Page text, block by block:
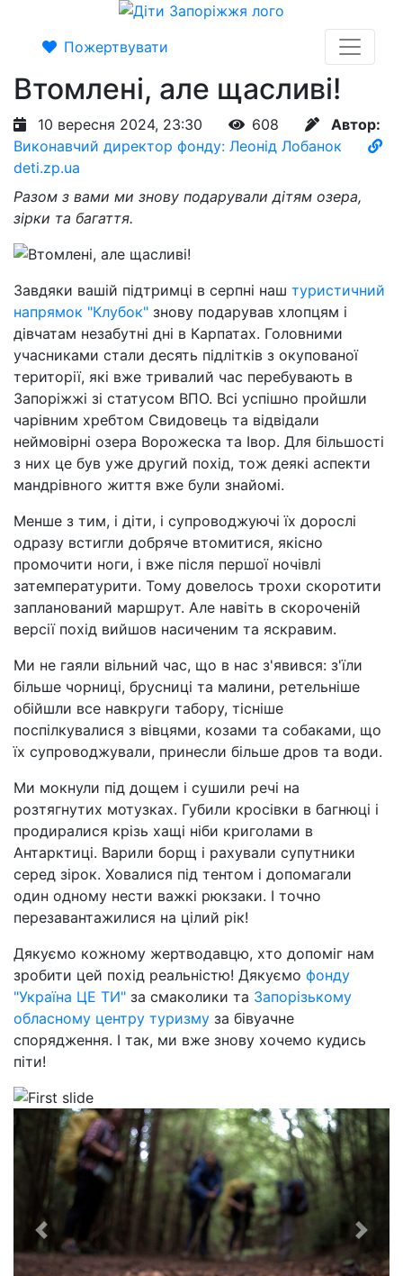
Пожертвувати
Втомлені, але щасливі!
10 вересня 2024, 23:30 608
Автор:
Виконавчий директор фонду: Леонід Лобанок
deti.zp.ua
Разом з вами ми знову подарували дітям озера,
зірки та багаття.
Завдяки вашій підтримці в серпні наш туристичний
напрямок "Клубок" знову подарував хлопцям і
дівчатам незабутні дні в Карпатах. Головними
учасниками стали десять підлітків з окупованої
території, які вже тривалий час перебувають в
Запоріжжі зі статусом ВПО. Всі успішно пройшли
чарівним хребтом Свидовець та відвідали
неймовірні озера Ворожеска та Івор. Для більшості
з них це був уже другий похід, тож деякі аспекти
мандрівного життя вже були знайомі.
Менше з тим, і діти, і супроводжуючі їх дорослі
одразу встигли добряче втомитися, якісно
промочити ноги, і вже після першої ночівлі
затемпературити. Тому довелось трохи скоротити
запланований маршрут. Але навіть в скороченій
версії похід вийшов насиченим та яскравим.
Ми не гаяли вільний час, що в нас з'явився: з'їли
більше чорниці, брусниці та малини, ретельніше
обійшли все навкруги табору, тісніше
поспілкувалися з вівцями, козами та собаками, що
їх супроводжували, принесли більше дров та води.
Ми мокнули під дощем і сушили речі на
розтягнутих мотузках. Губили кросівки в багнюці і
продиралися крізь хащі ніби криголами в
Антарктиці. Варили борщ і рахували супутники
серед зірок. Ховалися під тентом і допомагали
один одному нести важкі рюкзаки. І точно
перезавантажилися на цілий рік!
Дякуємо кожному жертводавцю, хто допоміг нам
зробити цей похід реальністю! Дякуємо фонду
"Україна ЦЕ ТИ" за смаколики та Запорізькому
обласному центру туризму за бівуачне
спорядження. І так, ми вже знову хочемо кудись
піти!